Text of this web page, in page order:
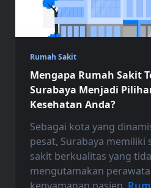
Rumah Sakit
Mengapa Rumah Sakit
Surabaya Menjadi
Kesehatan Anda?
Sebagai kota yang
pesat, Surabaya memiliki
sakit berkualitas yang
mengutamakan